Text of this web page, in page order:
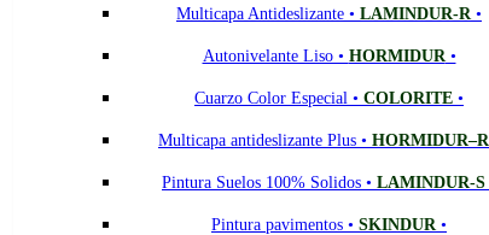
Multicapa Antideslizante • LAMINDUR-R •
Autonivelante Liso • HORMIDUR •
Cuarzo Color Especial • COLORITE •
Multicapa antideslizante Plus • HORMIDUR–R
Pintura Suelos 100% Solidos • LAMINDUR-S
Pintura pavimentos • SKINDUR •